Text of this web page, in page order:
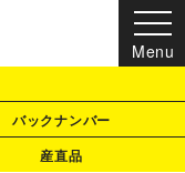
バックナンバー
産直品